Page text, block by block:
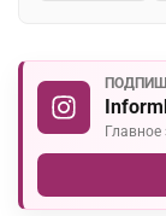
Главное